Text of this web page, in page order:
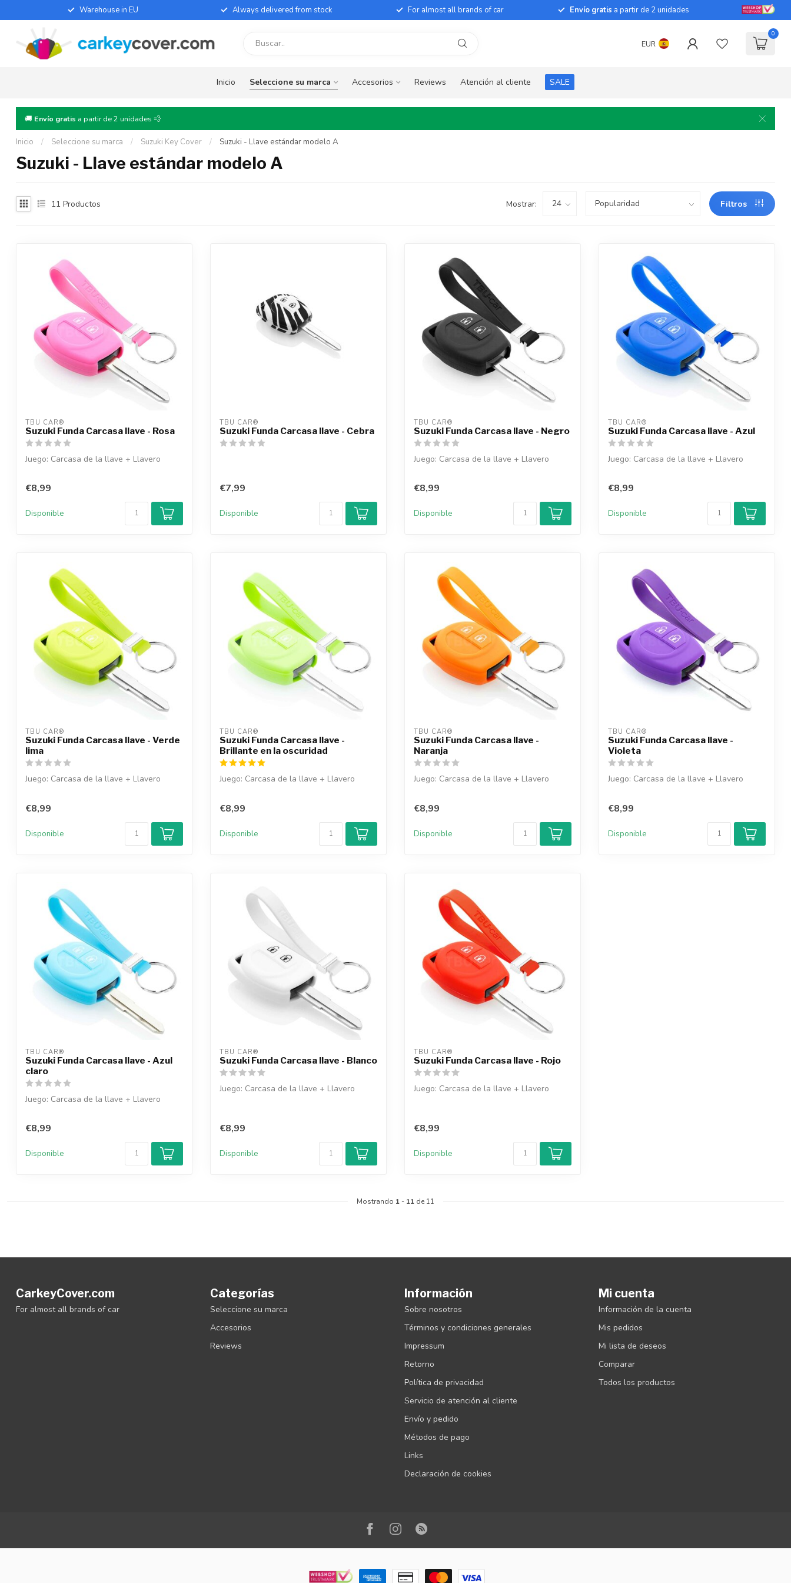
Warehouse in EU Always delivered from stock For almost all brands of car Envío gratis a partir de 2 unidades
EUR
0
Inicio Seleccione su marca Accesorios Reviews Atención al cliente SALE
🚚 Envío gratis a partir de 2 unidades 💨
Inicio / Seleccione su marca / Suzuki Key Cover / Suzuki - Llave estándar modelo A
Suzuki - Llave estándar modelo A
11 Productos Mostrar: Filtros
TBU CAR®
Suzuki Funda Carcasa llave - Rosa
Juego: Carcasa de la llave + Llavero
€8,99
Disponible
TBU CAR®
Suzuki Funda Carcasa llave - Cebra
€7,99
Disponible
TBU CAR®
Suzuki Funda Carcasa llave - Negro
Juego: Carcasa de la llave + Llavero
€8,99
Disponible
TBU CAR®
Suzuki Funda Carcasa llave - Azul
Juego: Carcasa de la llave + Llavero
€8,99
Disponible
TBU CAR®
Suzuki Funda Carcasa llave - Verde
lima
Juego: Carcasa de la llave + Llavero
€8,99
Disponible
TBU CAR®
Suzuki Funda Carcasa llave -
Brillante en la oscuridad
Juego: Carcasa de la llave + Llavero
€8,99
Disponible
TBU CAR®
Suzuki Funda Carcasa llave -
Naranja
Juego: Carcasa de la llave + Llavero
€8,99
Disponible
TBU CAR®
Suzuki Funda Carcasa llave -
Violeta
Juego: Carcasa de la llave + Llavero
€8,99
Disponible
TBU CAR®
Suzuki Funda Carcasa llave - Azul
claro
Juego: Carcasa de la llave + Llavero
€8,99
Disponible
TBU CAR®
Suzuki Funda Carcasa llave - Blanco
Juego: Carcasa de la llave + Llavero
€8,99
Disponible
TBU CAR®
Suzuki Funda Carcasa llave - Rojo
Juego: Carcasa de la llave + Llavero
€8,99
Disponible
Mostrando 1 - 11 de 11
CarkeyCover.com
For almost all brands of car
Categorías
Seleccione su marca
Accesorios
Reviews
Información
Sobre nosotros
Términos y condiciones generales
Impressum
Retorno
Política de privacidad
Servicio de atención al cliente
Envío y pedido
Métodos de pago
Links
Declaración de cookies
Mi cuenta
Información de la cuenta
Mis pedidos
Mi lista de deseos
Comparar
Todos los productos